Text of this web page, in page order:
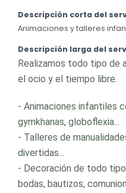
Descripción corta del
Animaciones y talleres
Descripción larga del
Realizamos todo tipo de
el ocio y el tiempo libre.
- Animaciones infantiles
gymkhanas, globoflexia...
- Talleres de
divertidas...
- Decoración de todo
bodas, bautizos,